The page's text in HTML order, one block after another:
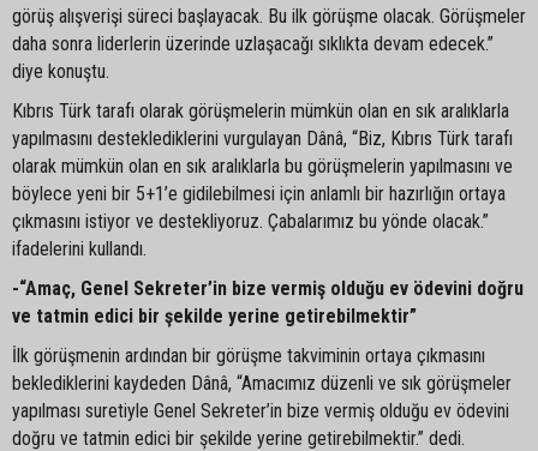
görüş alışverişi süreci başlayacak. Bu ilk görüşme olacak. Görüşmeler
daha sonra liderlerin üzerinde uzlaşacağı sıklıkta devam edecek.”
diye konuştu.
Kıbrıs Türk tarafı olarak görüşmelerin mümkün olan en sık aralıklarla
yapılmasını desteklediklerini vurgulayan Dânâ, “Biz, Kıbrıs Türk tarafı
olarak mümkün olan en sık aralıklarla bu görüşmelerin yapılmasını ve
böylece yeni bir 5+1’e gidilebilmesi için anlamlı bir hazırlığın ortaya
çıkmasını istiyor ve destekliyoruz. Çabalarımız bu yönde olacak.”
ifadelerini kullandı.
-“Amaç, Genel Sekreter’in bize vermiş olduğu ev ödevini doğru
ve tatmin edici bir şekilde yerine getirebilmektir”
İlk görüşmenin ardından bir görüşme takviminin ortaya çıkmasını
beklediklerini kaydeden Dânâ, “Amacımız düzenli ve sık görüşmeler
yapılması suretiyle Genel Sekreter’in bize vermiş olduğu ev ödevini
doğru ve tatmin edici bir şekilde yerine getirebilmektir.” dedi.